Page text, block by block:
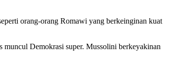
orang-orang Romawi yang berkeinginan kuat
muncul Demokrasi super. Mussolini berkeyakinan